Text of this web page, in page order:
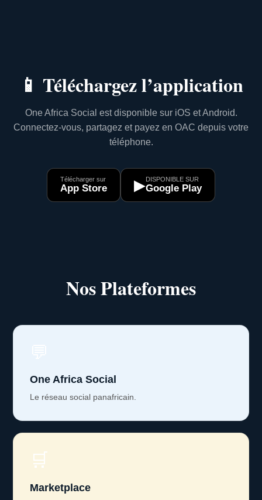
📱 Téléchargez l’application
One Africa Social est disponible sur iOS et Android.
Connectez-vous, partagez et payez en OAC depuis votre
téléphone.
Télécharger sur
App Store ▶DISPONIBLE SUR
Google Play
Nos Plateformes
One Africa Social
Le réseau social panafricain.
🛒
Marketplace